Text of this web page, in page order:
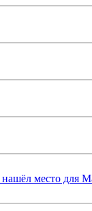
место для